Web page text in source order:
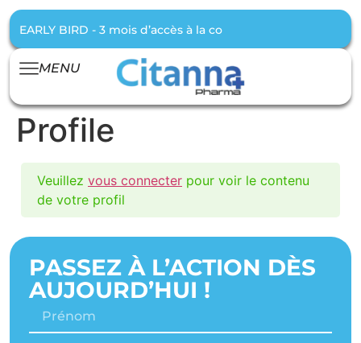
EARLY BIRD - 3 mois d’accès à la communauté offert
MENU
Profile
Veuillez vous connecter pour voir le contenu
de votre profil
PASSEZ À L’ACTION DÈS
AUJOURD’HUI !